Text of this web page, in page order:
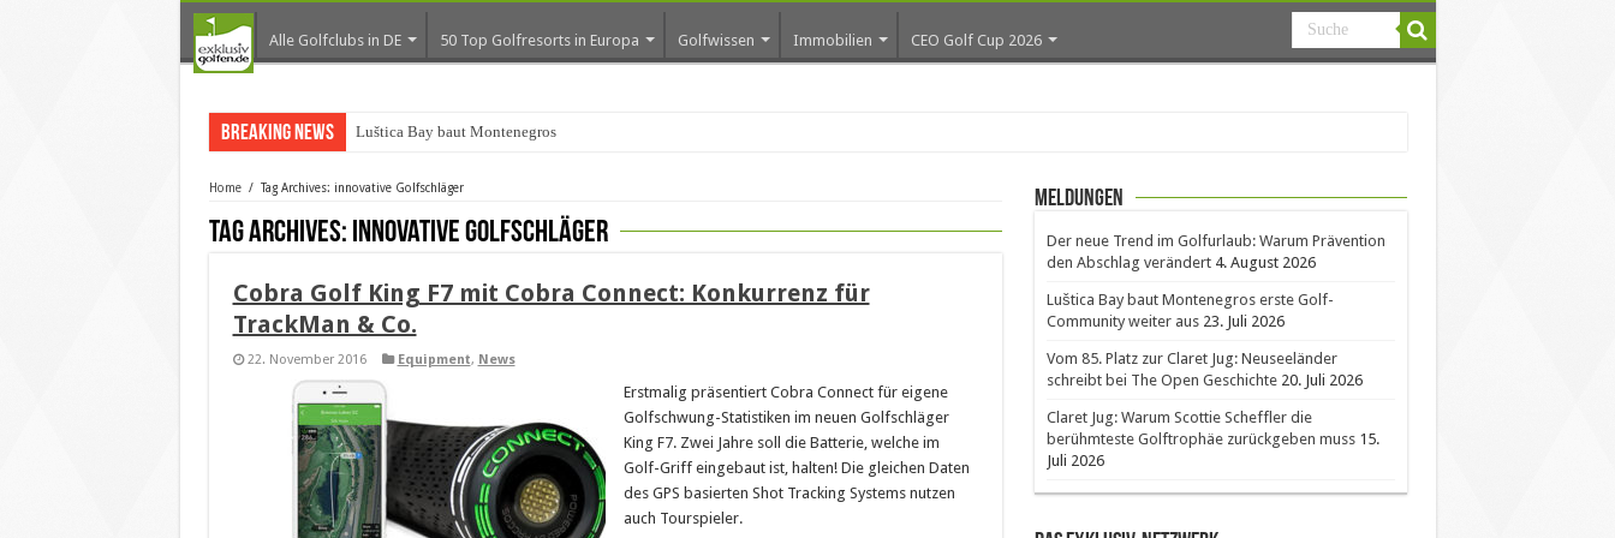
Alle Golfclubs in DE 50 Top Golfresorts in Europa Golfwissen Immobilien CEO Golf Cup 2026
Breaking News Luštica Bay baut Montenegros erste Go
Home / Tag Archives: innovative Golfschläger
Tag Archives: innovative Golfschläger
Cobra Golf King F7 mit Cobra Connect: Konkurrenz für
TrackMan & Co.
22. November 2016 Equipment, News
Erstmalig präsentiert Cobra Connect für eigene
Golfschwung-Statistiken im neuen Golfschläger
King F7. Zwei Jahre soll die Batterie, welche im
Golf-Griff eingebaut ist, halten! Die gleichen Daten
des GPS basierten Shot Tracking Systems nutzen
auch Tourspieler.
Meldungen
Der neue Trend im Golfurlaub: Warum Prävention
den Abschlag verändert 4. August 2026
Luštica Bay baut Montenegros erste Golf-
Community weiter aus 23. Juli 2026
Vom 85. Platz zur Claret Jug: Neuseeländer
schreibt bei The Open Geschichte 20. Juli 2026
Claret Jug: Warum Scottie Scheffler die
berühmteste Golftrophäe zurückgeben muss 15.
Juli 2026